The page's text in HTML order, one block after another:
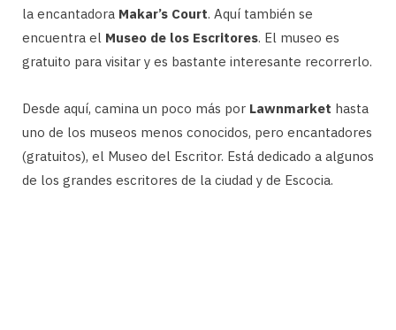
la encantadora Makar’s Court. Aquí también se
encuentra el Museo de los Escritores. El museo es
gratuito para visitar y es bastante interesante recorrerlo.
Desde aquí, camina un poco más por Lawnmarket hasta
uno de los museos menos conocidos, pero encantadores
(gratuitos), el Museo del Escritor. Está dedicado a algunos
de los grandes escritores de la ciudad y de Escocia.